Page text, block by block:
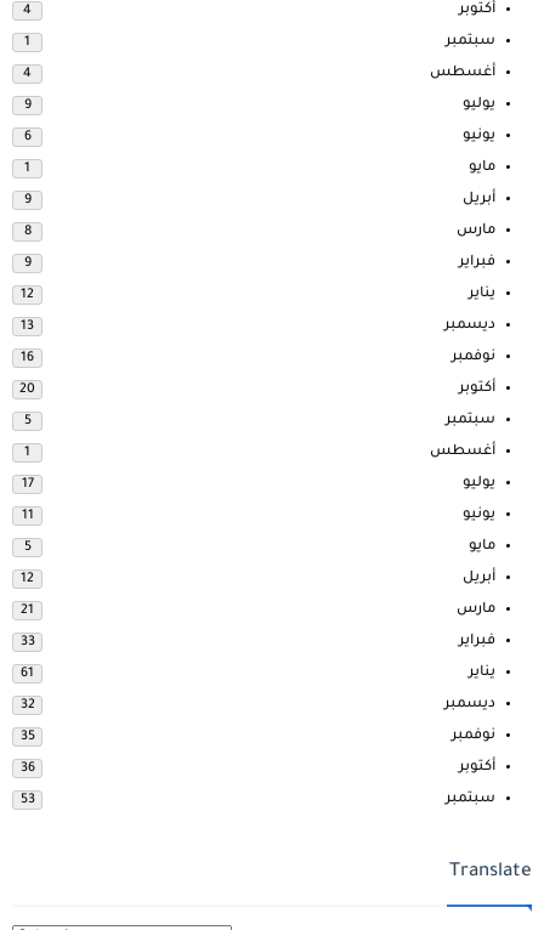
أكتوبر 4
سبتمبر 1
أغسطس 4
يوليو 9
يونيو 6
مايو 1
أبريل 9
مارس 8
فبراير 9
يناير 12
ديسمبر 13
نوفمبر 16
أكتوبر 20
سبتمبر 5
أغسطس 1
يوليو 17
يونيو 11
مايو 5
أبريل 12
مارس 21
فبراير 33
يناير 61
ديسمبر 32
نوفمبر 35
أكتوبر 36
سبتمبر 53
Translate